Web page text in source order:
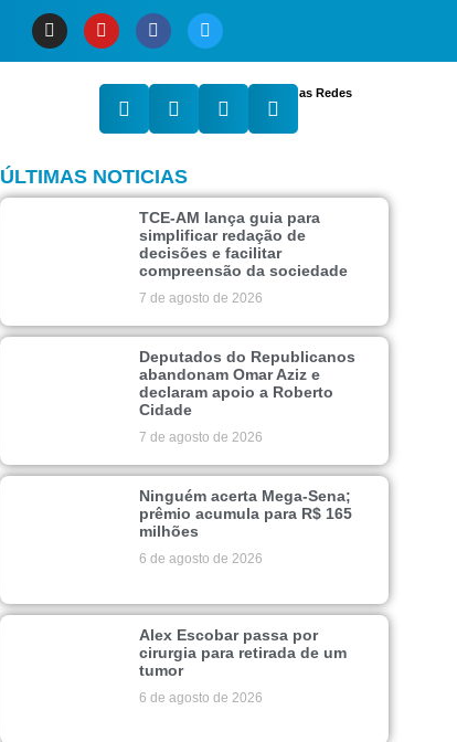
Compartilhe nas Redes
ÚLTIMAS NOTICIAS
TCE-AM lança guia para
simplificar redação de
decisões e facilitar
compreensão da sociedade
7 de agosto de 2026
Deputados do Republicanos
abandonam Omar Aziz e
declaram apoio a Roberto
Cidade
7 de agosto de 2026
Ninguém acerta Mega-Sena;
prêmio acumula para R$ 165
milhões
6 de agosto de 2026
Alex Escobar passa por
cirurgia para retirada de um
tumor
6 de agosto de 2026